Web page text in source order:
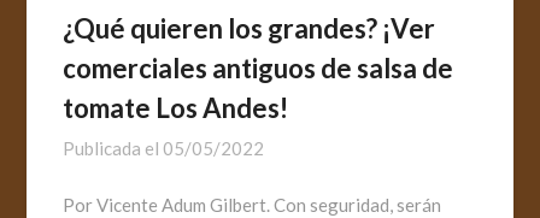
¿Qué quieren los grandes? ¡Ver
comerciales antiguos de salsa de
tomate Los Andes!
Publicada el 05/05/2022
Por Vicente Adum Gilbert. Con seguridad, serán